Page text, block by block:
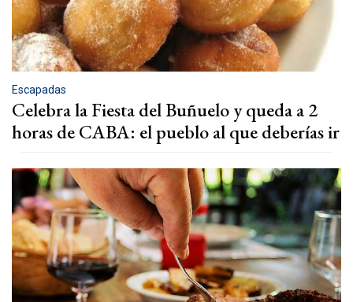
Escapadas
Celebra la Fiesta del Buñuelo y queda a 2
horas de CABA: el pueblo al que deberías ir